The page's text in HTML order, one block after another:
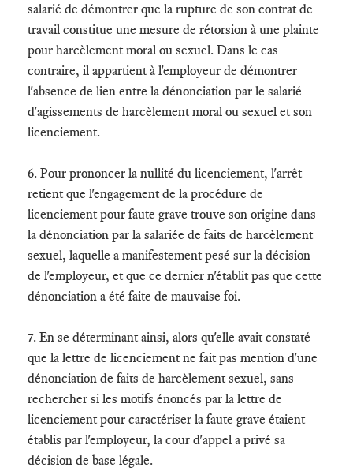
salarié de démontrer que la rupture de son contrat de
travail constitue une mesure de rétorsion à une plainte
pour harcèlement moral ou sexuel. Dans le cas
contraire, il appartient à l'employeur de démontrer
l'absence de lien entre la dénonciation par le salarié
d'agissements de harcèlement moral ou sexuel et son
licenciement.
6. Pour prononcer la nullité du licenciement, l'arrêt
retient que l'engagement de la procédure de
licenciement pour faute grave trouve son origine dans
la dénonciation par la salariée de faits de harcèlement
sexuel, laquelle a manifestement pesé sur la décision
de l'employeur, et que ce dernier n'établit pas que cette
dénonciation a été faite de mauvaise foi.
7. En se déterminant ainsi, alors qu'elle avait constaté
que la lettre de licenciement ne fait pas mention d'une
dénonciation de faits de harcèlement sexuel, sans
rechercher si les motifs énoncés par la lettre de
licenciement pour caractériser la faute grave étaient
établis par l'employeur, la cour d'appel a privé sa
décision de base légale.